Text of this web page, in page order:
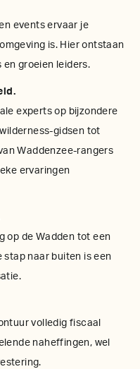
events ervaar je
is. Hier ontstaan
groeien leiders.
experts op bijzondere
gidsen tot
Waddenzee-rangers
ervaringen
op de Wadden tot een
naar buiten is een
volledig fiscaal
naheffingen, wel